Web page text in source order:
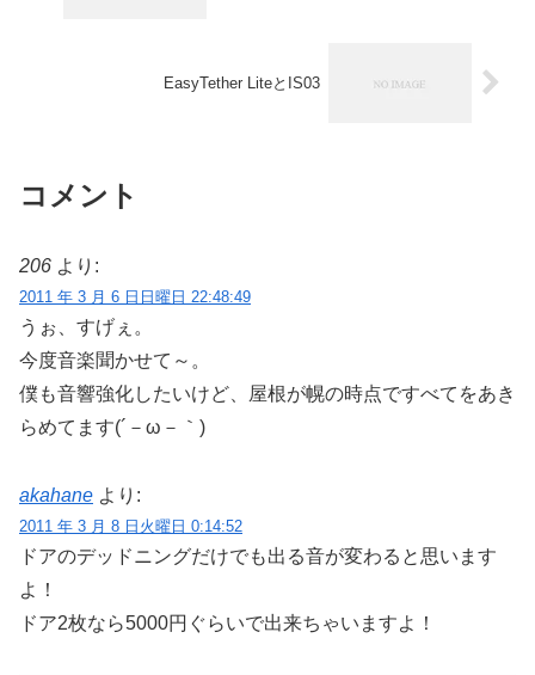
EasyTether LiteとIS03
コメント
206 より:
2011 年 3 月 6 日日曜日 22:48:49
うぉ、すげぇ。
今度音楽聞かせて～。
僕も音響強化したいけど、屋根が幌の時点ですべてをあき
らめてます(´－ω－｀)
akahane より:
2011 年 3 月 8 日火曜日 0:14:52
ドアのデッドニングだけでも出る音が変わると思います
よ！
ドア2枚なら5000円ぐらいで出来ちゃいますよ！